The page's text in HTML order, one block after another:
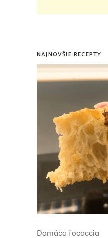
NAJNOVŠIE RECEPTY
Domáca focaccia